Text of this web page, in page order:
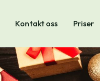
Kontakt oss Priser